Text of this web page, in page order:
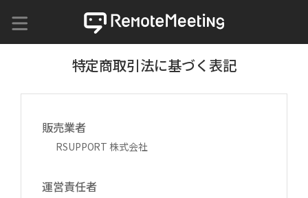
特定商取引法に基づく表記
販売業者
RSUPPORT 株式会社
運営責任者